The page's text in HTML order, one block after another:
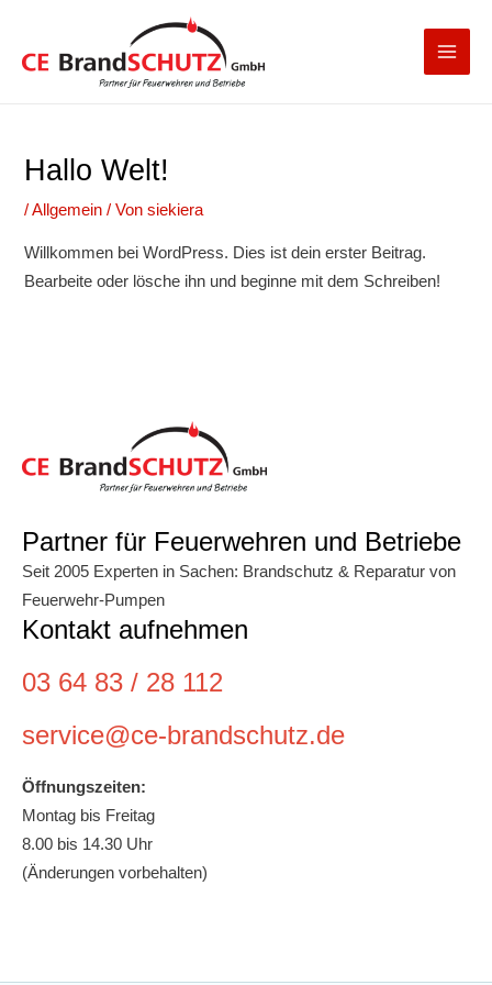
springen
Hallo Welt!
/Allgemein / Vonsiekiera
Willkommen bei WordPress. Dies ist dein erster Beitrag.
Bearbeite oder lösche ihn und beginne mit dem Schreiben!
Partner für Feuerwehren und Betriebe
Seit 2005 Experten in Sachen: Brandschutz & Reparatur von
Feuerwehr-Pumpen
Kontakt aufnehmen
03 64 83 / 28 112
service@ce-brandschutz.de
Öffnungszeiten:
Montag bis Freitag
8.00 bis 14.30 Uhr
(Änderungen vorbehalten)